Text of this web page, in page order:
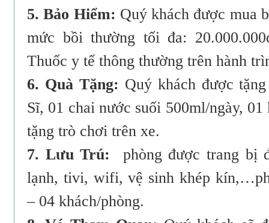
5. Bảo Hiểm: Quý khách được mua
mức bồi thường tối đa:
Thuốc y tế thông thường trên hành
6. Quà Tặng: Quý khách được
Sĩ, 01 chai nước suối 500ml/ngày, 01
tặng trò chơi trên xe.
7. Lưu Trú:
phòng được trang bị
lạnh, tivi, wifi, vệ sinh khép
– 04 khách/phòng.